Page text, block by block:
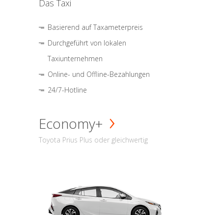
Das Taxi
Basierend auf Taxameterpreis
Durchgeführt von lokalen
Taxiunternehmen
Online- und Offline-Bezahlungen
24/7-Hotline
Economy+
Toyota Prius Plus oder gleichwertig